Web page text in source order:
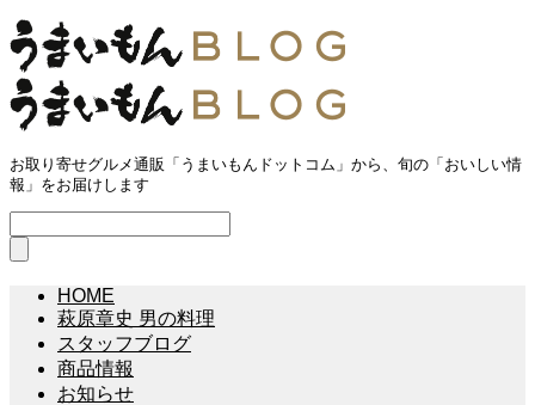
お取り寄せグルメ通販「うまいもんドットコム」から、旬の「おいしい情
報」をお届けします
HOME
萩原章史 男の料理
スタッフブログ
商品情報
お知らせ